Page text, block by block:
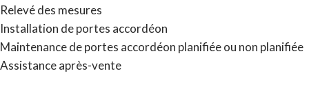
Relevé des mesures
Installation de portes accordéon
Maintenance de portes accordéon planifiée ou non planifiée
Assistance après-vente